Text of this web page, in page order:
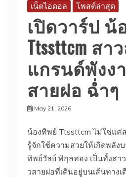
เน็ตไอดอล
โพสต์ล่าสุด
เปิดวาร์ป น้
Ttssttcm ส
แกรนด์พังง
สายฝอ ฉ่ำๆ
May 21, 2026
น้องทิพย์ Ttssttcm ไม่ใช่แ
รู้จักใช้ความสวยให้เกิดพลัง
ทิพย์วัลย์ พิกุลทอง เป็นทั้งสา
วสายฝอที่เดินอยู่บนเส้นทางเ